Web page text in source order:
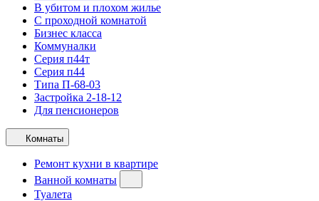
В убитом и плохом жилье
С проходной комнатой
Бизнес класса
Коммуналки
Серия п44т
Серия п44
Типа П-68-03
Застройка 2-18-12
Для пенсионеров
Комнаты
Ремонт кухни в квартире
Ванной комнаты
Туалета